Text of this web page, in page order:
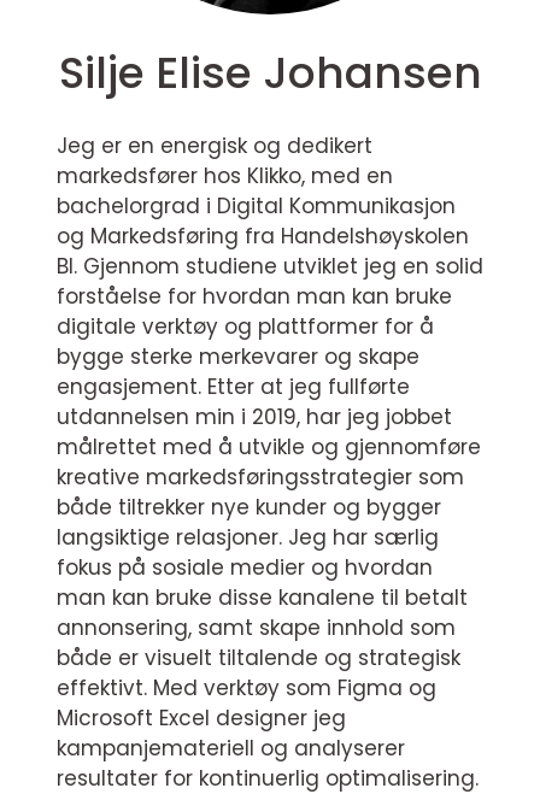
Silje Elise Johansen
Jeg er en energisk og dedikert
markedsfører hos Klikko, med en
bachelorgrad i Digital Kommunikasjon
og Markedsføring fra Handelshøyskolen
BI. Gjennom studiene utviklet jeg en solid
forståelse for hvordan man kan bruke
digitale verktøy og plattformer for å
bygge sterke merkevarer og skape
engasjement. Etter at jeg fullførte
utdannelsen min i 2019, har jeg jobbet
målrettet med å utvikle og gjennomføre
kreative markedsføringsstrategier som
både tiltrekker nye kunder og bygger
langsiktige relasjoner. Jeg har særlig
fokus på sosiale medier og hvordan
man kan bruke disse kanalene til betalt
annonsering, samt skape innhold som
både er visuelt tiltalende og strategisk
effektivt. Med verktøy som Figma og
Microsoft Excel designer jeg
kampanjemateriell og analyserer
resultater for kontinuerlig optimalisering.